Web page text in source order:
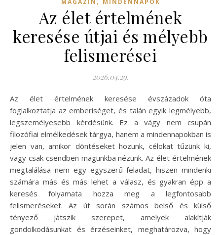
MAGAZIN MINDENNAPOK
Az élet értelmének
keresése útjai és mélyebb
felismerései
2026.04.29.
Az élet értelmének keresése évszázadok óta
foglalkoztatja az emberiséget, és talán egyik legmélyebb,
legszemélyesebb kérdésünk. Ez a vágy nem csupán
filozófiai elmélkedések tárgya, hanem a mindennapokban is
jelen van, amikor döntéseket hozunk, célokat tűzünk ki,
vagy csak csendben magunkba nézünk. Az élet értelmének
megtalálása nem egy egyszerű feladat, hiszen mindenki
számára más és más lehet a válasz, és gyakran épp a
keresés folyamata hozza meg a legfontosabb
felismeréseket. Az út során számos belső és külső
tényező játszik szerepet, amelyek alakítják
gondolkodásunkat és érzéseinket, meghatározva, hogy